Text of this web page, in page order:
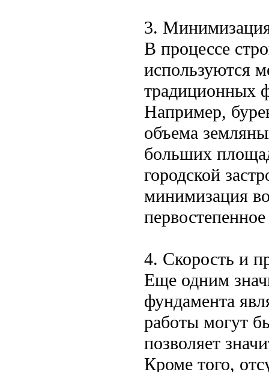
3.
В процессе
используются
традиционных
Например,
объема
больших
городской
минимизация
4. Скорость и
Еще одним
фундамента
работы могут
позволяет
Кроме того,